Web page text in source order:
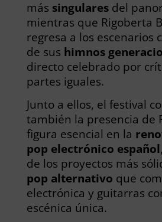
más singularesdel
mientras que Rigoberta
regresa a los escenarios
de sus himnos
directo celebrado por
partes iguales.
Junto a ellos, el festival
también la presencia de
figura esencial en la
pop electrónico español
de los proyectos más
pop alternativo que
electrónica y guitarras
escénica única.